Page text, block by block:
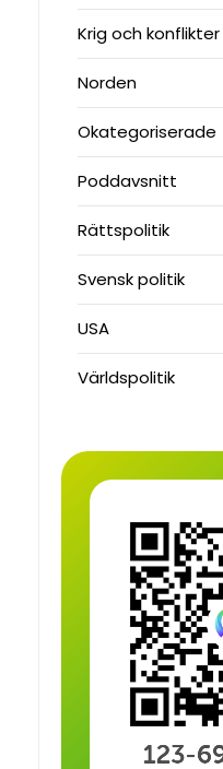
Krig och konflikter
Norden
Okategoriserade
Poddavsnitt
Rättspolitik
Svensk politik
USA
Världspolitik